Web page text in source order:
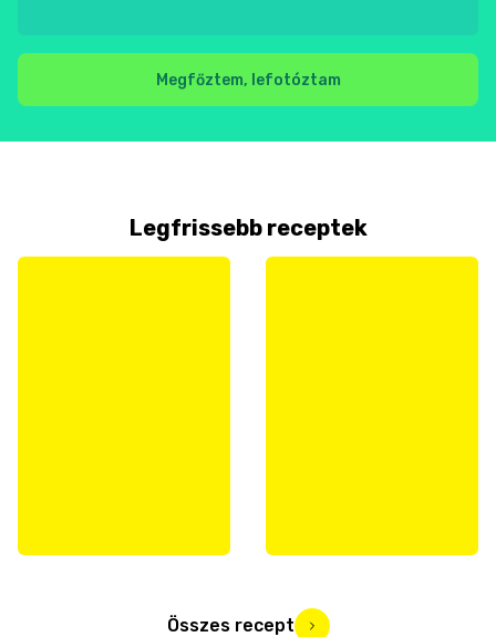
Megfőztem, lefotóztam
Legfrissebb receptek
Összes recept